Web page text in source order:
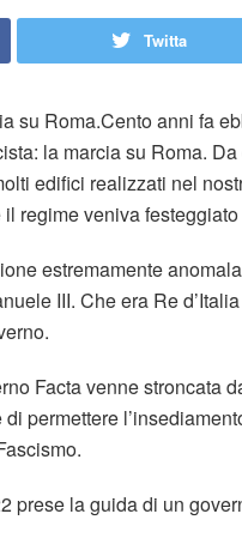
Twitta
su Roma.Cento anni fa
la marcia su Roma.
edifici realizzati nel
regime veniva
estremamente
III. Che era Re
Facta venne stroncata
permettere
prese la guida di un